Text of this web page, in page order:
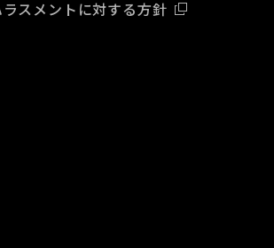
スメントに対する方針